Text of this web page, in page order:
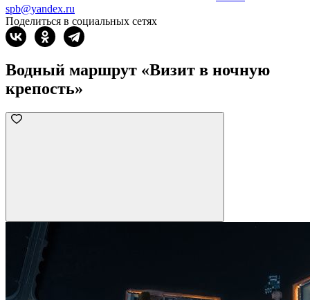
spb@yandex.ru
Поделиться в социальных сетях
Водный маршрут «Визит в ночную
крепость»